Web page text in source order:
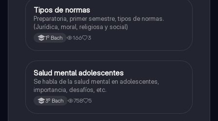
Ética y valores
Tipos de normas
Preparatoria, primer semestre, tipos de normas.
(Jurídica, moral, religiosa y social)
1º Bach 166 3
Ética y valores
Salud mental adolescentes
Se habla de la salud mental en adolescentes,
importancia, desafíos, etc.
3º Bach 758 5